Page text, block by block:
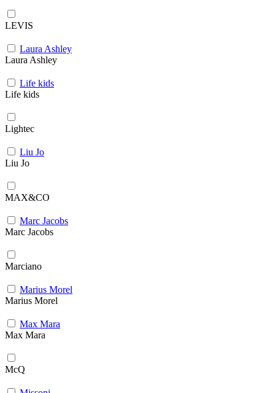
LEVIS
Laura Ashley
Laura Ashley
Life kids
Life kids
Lightec
Liu Jo
Liu Jo
MAX&CO
Marc Jacobs
Marc Jacobs
Marciano
Marius Morel
Marius Morel
Max Mara
Max Mara
McQ